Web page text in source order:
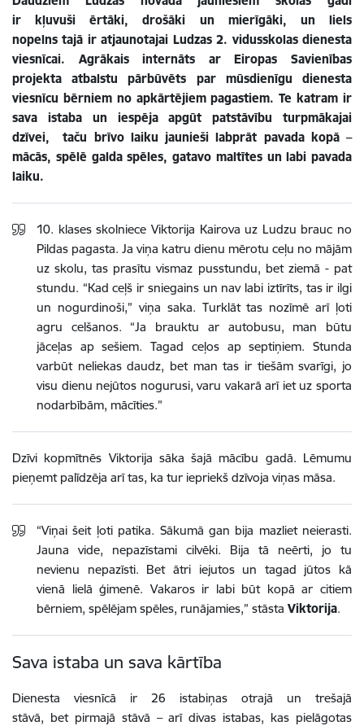
ir kļuvuši ērtāki, drošāki un mierīgāki, un liels
nopelns tajā ir atjaunotajai Ludzas 2. vidusskolas dienesta
viesnīcai. Agrākais internāts ar Eiropas Savienības
projekta atbalstu pārbūvēts par mūsdienīgu dienesta
viesnīcu bērniem no apkārtējiem pagastiem. Te katram ir
sava istaba un iespēja apgūt patstāvību turpmākajai
dzīvei, taču brīvo laiku jaunieši labprāt pavada kopā –
mācās, spēlē galda spēles, gatavo maltītes un labi pavada
laiku.
10. klases skolniece Viktorija Kairova uz Ludzu brauc no
Pildas pagasta. Ja viņa katru dienu mērotu ceļu no mājām
uz skolu, tas prasītu vismaz pusstundu, bet ziemā - pat
stundu. “Kad ceļš ir sniegains un nav labi iztīrīts, tas ir ilgi
un nogurdinoši,” viņa saka. Turklāt tas nozīmē arī ļoti
agru celšanos. “Ja brauktu ar autobusu, man būtu
jāceļas ap sešiem. Tagad ceļos ap septiņiem. Stunda
varbūt neliekas daudz, bet man tas ir tiešām svarīgi, jo
visu dienu nejūtos nogurusi, varu vakarā arī iet uz sporta
nodarbībām, mācīties.”
Dzīvi kopmītnēs Viktorija sāka šajā mācību gadā. Lēmumu
pieņemt palīdzēja arī tas, ka tur iepriekš dzīvoja viņas māsa.
“Viņai šeit ļoti patika. Sākumā gan bija mazliet neierasti.
Jauna vide, nepazīstami cilvēki. Bija tā neērti, jo tu
nevienu nepazīsti. Bet ātri iejutos un tagad jūtos kā
vienā lielā ģimenē. Vakaros ir labi būt kopā ar citiem
bērniem, spēlējam spēles, runājamies,” stāsta Viktorija.
Sava istaba un sava kārtība
Dienesta viesnīcā ir 26 istabiņas otrajā un trešajā
stāvā, bet pirmajā stāvā – arī divas istabas, kas pielāgotas